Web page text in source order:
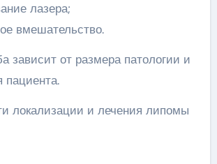
лазера;
вмешательство.
зависит от размера патологии и
пациента.